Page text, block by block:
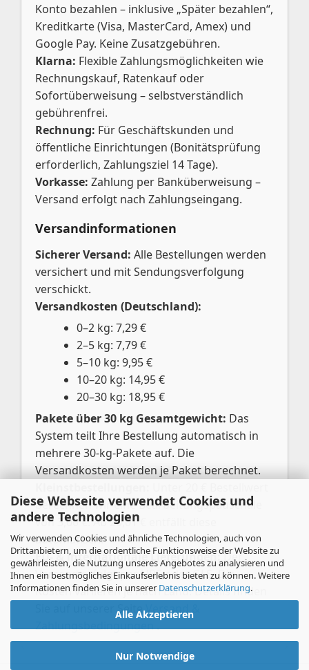
Diese Webseite verwendet Cookies und
andere Technologien
Wir verwenden Cookies und ähnliche Technologien, auch von
Drittanbietern, um die ordentliche Funktionsweise der Website zu
gewährleisten, die Nutzung unseres Angebotes zu analysieren und
Ihnen ein bestmögliches Einkaufserlebnis bieten zu können. Weitere
Informationen finden Sie in unserer Datenschutzerklärung.
Alle Akzeptieren
Nur Notwendige
Konto bezahlen – inklusive „Später bezahlen“,
Kreditkarte (Visa, MasterCard, Amex) und
Google Pay. Keine Zusatzgebühren.
Klarna: Flexible Zahlungsmöglichkeiten wie
Rechnungskauf, Ratenkauf oder
Sofortüberweisung – selbstverständlich
gebührenfrei.
Rechnung: Für Geschäftskunden und
öffentliche Einrichtungen (Bonitätsprüfung
erforderlich, Zahlungsziel 14 Tage).
Vorkasse: Zahlung per Banküberweisung –
Versand erfolgt nach Zahlungseingang.
Versandinformationen
Sicherer Versand: Alle Bestellungen werden
versichert und mit Sendungsverfolgung
verschickt.
Versandkosten (Deutschland):
0–2 kg: 7,29 €
2–5 kg: 7,79 €
5–10 kg: 9,95 €
10–20 kg: 14,95 €
20–30 kg: 18,95 €
Pakete über 30 kg Gesamtgewicht: Das
System teilt Ihre Bestellung automatisch in
mehrere 30-kg-Pakete auf. Die
Versandkosten werden je Paket berechnet.
berechnen wir eine Bearbeitungspauschale
von 3,00 €. Ab 20,01 € entfällt diese
automatisch.
EU- & internationale Lieferungen:Der
Versand erfolgt per UPS oder GLS. Die
Kosten variieren je nach Land. Details finden
Sie auf unserer Seite Versand &
Zahlungsbedingungen.